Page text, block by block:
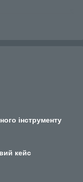
інструменту
кейс